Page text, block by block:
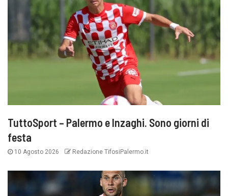
TuttoSport – Palermo e Inzaghi. Sono giorni di
festa
10 Agosto 2026 Redazione TifosiPalermo.it